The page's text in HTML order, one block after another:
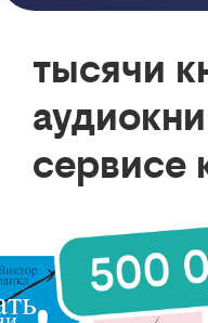
тысячи
сервисе